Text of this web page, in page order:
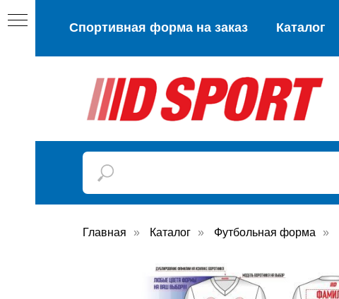
Спортивная форма на заказ Каталог
Главная » Каталог » Футбольная форма »